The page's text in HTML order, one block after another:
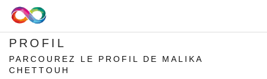
PROFIL
PARCOUREZ LE PROFIL DE MALIKA
CHETTOUH